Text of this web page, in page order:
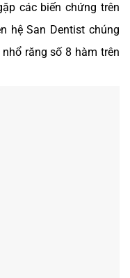
các biến chứng trên
hệ San Dentist chúng
răng số 8 hàm trên